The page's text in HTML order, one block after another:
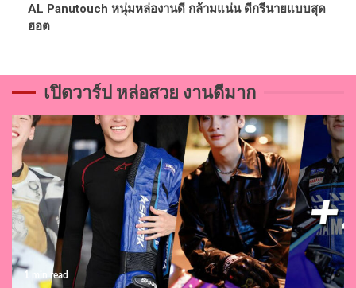
AL Panutouch หนุ่มหล่องานดี กล้ามแน่น ดีกรีนายแบบสุด
ฮอต
เปิดวาร์ป หล่อสวย งานดีมาก
1 min read